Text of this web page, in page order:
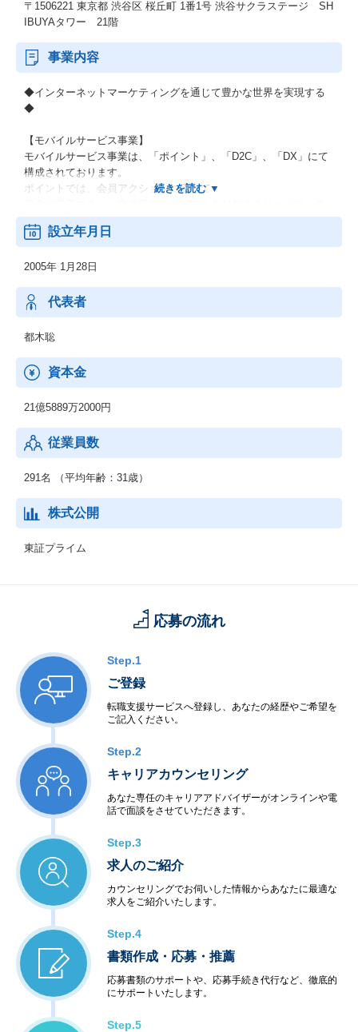
〒1506221 東京都 渋谷区 桜丘町 1番1号 渋谷サクラステージ SH
IBUYAタワー 21階
事業内容
◆インターネットマーケティングを通じて豊かな世界を実現する
◆
【モバイルサービス事業】
モバイルサービス事業は、「ポイント」、「D2C」、「DX」にて
構成されております。
ポイントでは、会員アクションに応じて
ッピー」と広告主の商品・サービスに関する広告と
アフィリエイトメディアを繋ぐASP「AD.TRACK」を運営してお
【フィナンシャルサービス事業】
暗号資産販売所「CoinTrade」の運営や世界140か国への海外送金
が可能なサービス「Sobit」などのブロックチェーン事業と
フリーランスの方々がWebで完結できる請求書買い取りのAIファ
業
セレスの事業戦略に沿う成長可能性を秘めたベンチャー企業への
開しております。
設立年月日
2005年 1月28日
代表者
都木聡
資本金
21億5889万2000円
従業員数
291名 （平均年齢：31歳）
株式公開
東証プライム
応募の流れ
Step.1
ご登録
転職支援サービスへ登録し、あなたの経歴やご希望を
ご記入ください。
Step.2
キャリアカウンセリング
あなた専任のキャリアアドバイザーがオンラインや電
話で面談をさせていただきます。
Step.3
求人のご紹介
カウンセリングでお伺いした情報からあなたに最適な
求人をご紹介いたします。
Step.4
書類作成・応募・推薦
応募書類のサポートや、応募手続き代行など、徹底的
にサポートいたします。
Step.5